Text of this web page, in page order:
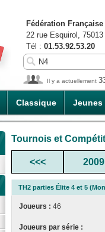
Classique Jeunes
Fédération
22 rue Esquirol,
Tél : 01.53.92.53.20
Il y a actuellement
Tournois et
<<< 2009
TH2 parties Élite 4 et 5
Joueurs : 46
Joueurs par série :